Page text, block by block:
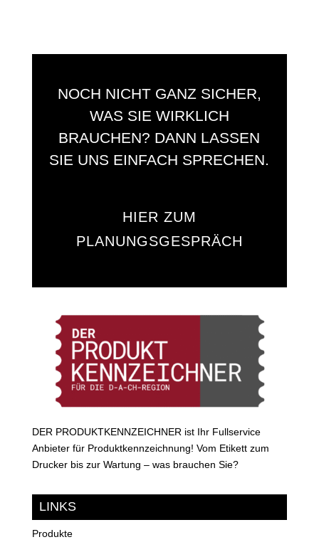
NOCH NICHT GANZ SICHER,
WAS SIE WIRKLICH
BRAUCHEN? DANN LASSEN
SIE UNS EINFACH SPRECHEN.
HIER ZUM
PLANUNGSGESPRÄCH
DER PRODUKTKENNZEICHNER ist Ihr Fullservice
Anbieter für Produktkennzeichnung! Vom Etikett zum
Drucker bis zur Wartung – was brauchen Sie?
LINKS
Produkte